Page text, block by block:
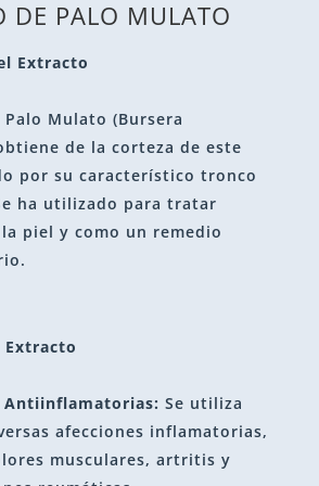
DE PALO MULATO
Extracto
Mulato (Bursera
de la corteza de este
por su característico tronco
ha utilizado para tratar
piel y como un remedio
Extracto
Antiinflamatorias: Se utiliza
afecciones inflamatorias,
musculares, artritis y